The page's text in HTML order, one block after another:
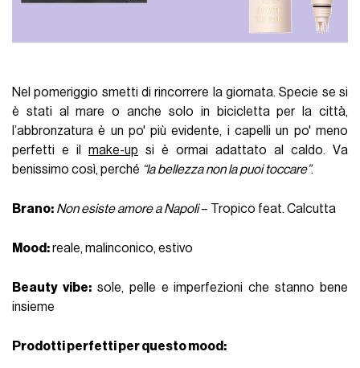
Nel pomeriggio smetti di rincorrere la giornata.Specie se si
è stati al mare o anche solo in bicicletta per la città,
l’abbronzatura è un po' più evidente, i capelli un po' meno
perfetti e ilmake-up si è ormai adattato al caldo. Va
benissimo così, perché “la bellezza non la puoi toccare”.
Brano: Non esiste amore a Napoli– Tropico feat. Calcutta
Mood :reale, malinconico, estivo
Beauty vibe:sole, pelle e imperfezioni che stanno bene
insieme
Prodotti perfetti per questo mood: